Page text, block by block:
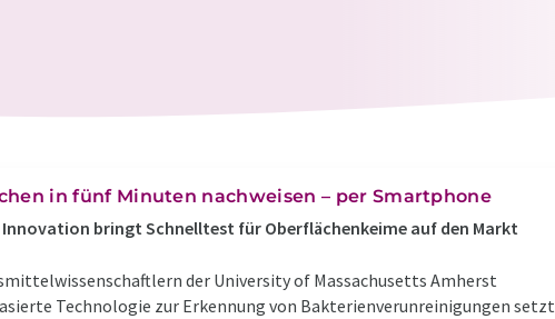
in fünf Minuten nachweisen – per Smartphone
Innovation bringt Schnelltest für Oberflächenkeime auf den Markt
der University of Massachusetts Amherst
Technologie zur Erkennung von Bakterienverunreinigungen setzt